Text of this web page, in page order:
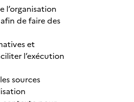
l’organisation
de faire des
et
l’exécution
sources